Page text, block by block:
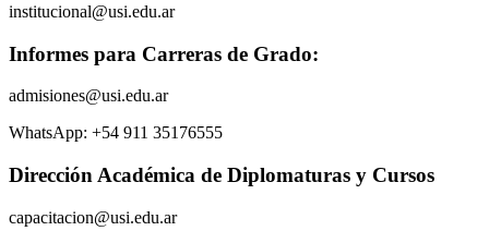
institucional@usi.edu.ar
Informes para Carreras de Grado:
admisiones@usi.edu.ar
WhatsApp: +54 911 35176555
Dirección Académica de Diplomaturas y Cursos
capacitacion@usi.edu.ar